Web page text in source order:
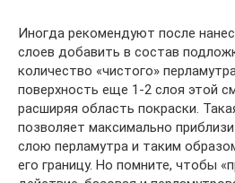
Иногда рекомендуют после
слоев добавить в состав
количество «чистого»
поверхность еще 1-2 слоя этой
расширяя область покраски.
позволяет максимально
слою перламутра и таким
его границу. Но помните, чтобы